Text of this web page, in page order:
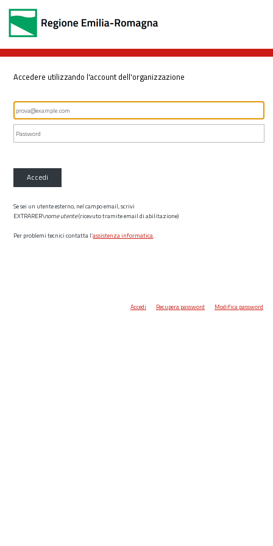
Accedere utilizzando l'account dell'organizzazione
Accedi
Se sei un utente esterno, nel campo email, scrivi
EXTRARER\nome utente(ricevuto tramite email di abilitazione)
Per problemi tecnici contatta l’assistenza informatica.
Accedi Recupera password Modifica password